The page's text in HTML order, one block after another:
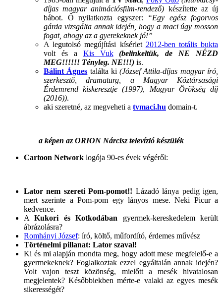
díjas magyar animációsfilm-rendező) készítette az új
bábot. Ő nyilatkozta egyszer:
“Egy egész fogorvos
gárda vizsgálta annak idején, hogy a maci úgy mosson
fogat, ahogy az a gyerekeknek jó!”
A legutolsó megújítási kísérlet 2012-ben totális bukta
volt és a Kis Vuk
(belinkeltük, de NE NÉZD
MEG!!!!!! Tényleg. NE!!!) is.
Bálint Ágnes találta ki(József Attila-díjas magyar író,
szerkesztő, dramaturg, a Magyar Köztársasági
Érdemrend kiskeresztje (1997), Magyar Örökség díj
(2016)).
aki szeretné, az megveheti a tvmaci.hu domain-t.
a képen az ORION Nárcisz televízió készülék
Cartoon Network logója 90-es évek végéről:
Lator nem szereti Pom-pomot!! Lázadó lánya pedig igen,
mert szerinte a Pom-pom egy lányos mese. Neki Picur a
kedvence.
AKukori és Kotkodában gyermek-kereskedelem került
ábrázolásra?
Romhányi József: író, költő, műfordító, érdemes művész
Történelmi pillanat: Lator szaval!
Ki és mi alapján mondta meg, hogy adott mese megfelelő-e a
gyermekeknek? Foglalkoztak ezzel egyáltalán annak idején?
Volt vajon teszt közönség, mielőtt a mesék hivatalosan
megjelentek? Későbbiekben mérte-e valaki az egyes mesék
sikerességét?